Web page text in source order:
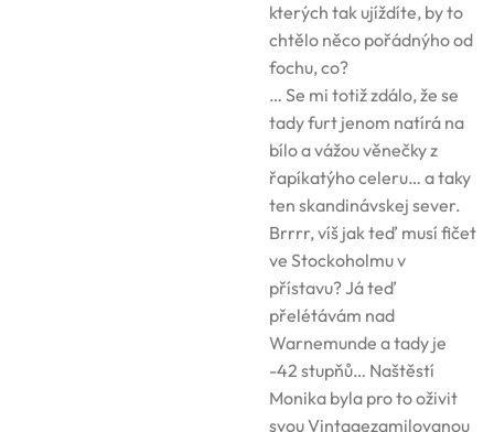
kterých tak ujíždíte, by to
chtělo něco pořádnýho od
fochu, co?
… Se mi totiž zdálo, že se
tady furt jenom natírá na
bílo a vážou věnečky z
řapíkatýho celeru… a taky
ten skandinávskej sever.
Brrrr, víš jak teď musí fičet
ve Stockoholmu v
přístavu? Já teď
přelétávám nad
Warnemunde a tady je
-42 stupňů… Naštěstí
Monika byla pro to oživit
svou Vintagezamilovanou